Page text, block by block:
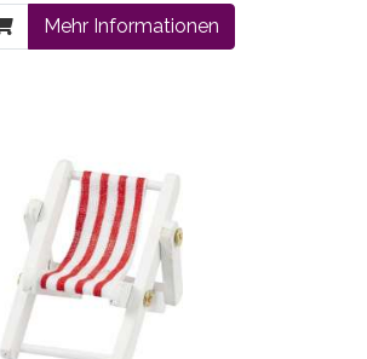
Mehr Informationen